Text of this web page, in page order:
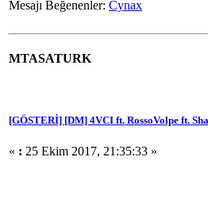
Mesajı Beğenenler: Cynax
MTASATURK
[GÖSTERİ] [DM] 4VCI ft. RossoVolpe ft.
« : 25 Ekim 2017, 21:35:33 »